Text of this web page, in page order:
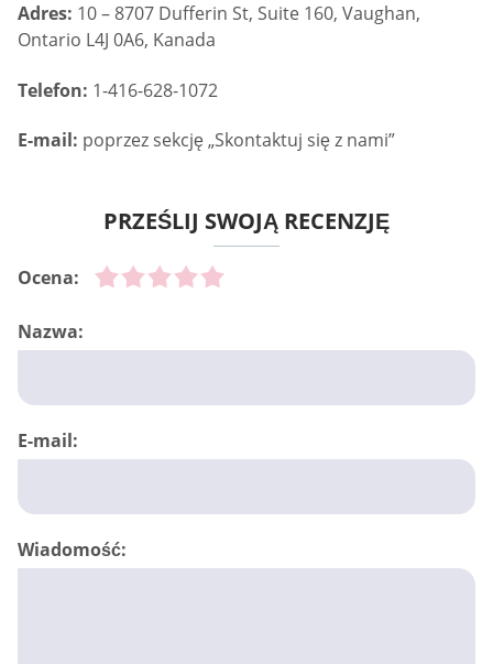
Adres: 10 – 8707 Dufferin St, Suite 160, Vaughan,
Ontario L4J 0A6, Kanada
Telefon: 1-416-628-1072
E-mail: poprzez sekcję „Skontaktuj się z nami”
PRZEŚLIJ SWOJĄ RECENZJĘ
Ocena:
Nazwa:
E-mail:
Wiadomość: